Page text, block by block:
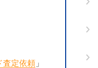
査定依頼」